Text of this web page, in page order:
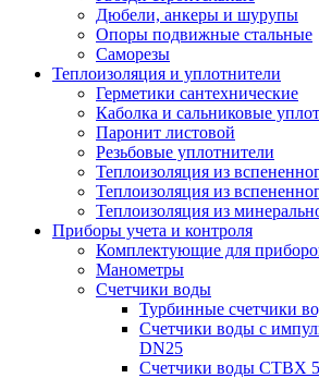
Дюбели, анкеры и шурупы
Опоры подвижные стальные
Саморезы
Теплоизоляция и уплотнители
Герметики сантехнические
Каболка и сальниковые
Паронит листовой
Резьбовые уплотнители
Теплоизоляция из
Теплоизоляция из
Теплоизоляция из
Приборы учета и контроля
Комплектующие для
Манометры
Счетчики воды
Турбинные счетчики
Счетчики воды с
DN25
Счетчики воды СТВХ